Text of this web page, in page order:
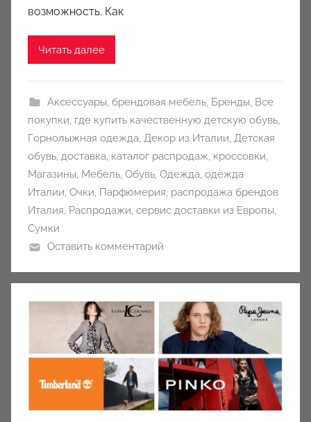
возможность. Как
Читать далее
Аксессуары, брендовая мебель, Бренды, Все
покупки, где купить качественную детскую обувь,
Горнолыжная одежда, Декор из Италии, Детская
обувь, доставка, каталог распродаж, кроссовки,
Магазины, Мебель, Обувь, Одежда, одежда
Италии, Очки, Парфюмерия, распродажа брендов
Италия, Распродажи, сервис доставки из Европы,
Сумки
Оставить комментарий